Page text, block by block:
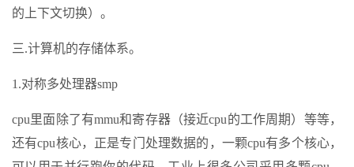
的上下文切换）。
三.计算机的存储体系。
1.对称多处理器smp
cpu里面除了有mmu和寄存器（接近cpu的工作周期）等等，
还有cpu核心，正是专门处理数据的，一颗cpu有多个核心，